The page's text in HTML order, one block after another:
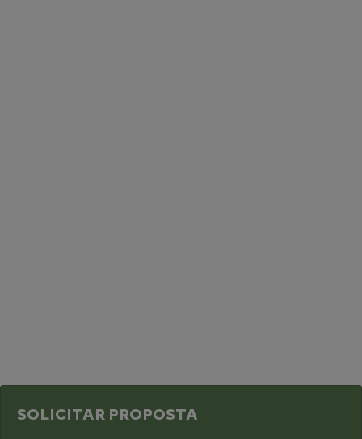
SOLICITAR PROPOSTA